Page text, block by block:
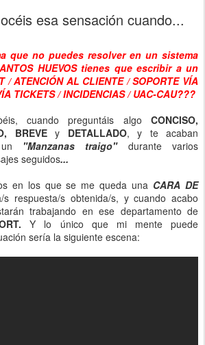
esa sensación cuando...
que no puedes resolver en un sistema
HUEVOS tienes que escribir a un
/ ATENCIÓN AL CLIENTE / SOPORTE VÍA
TICKETS / INCIDENCIAS / UAC-CAU???
cuando preguntáis algo CONCISO,
BREVEy DETALLADO, y te acaban
un "Manzanas traigo" durante varios
seguidos...
en los que se me queda una CARA DE
respuesta/s obtenida/s, y cuando acabo
trabajando en ese departamento de
Y lo único que mi mente puede
sería la siguiente escena: